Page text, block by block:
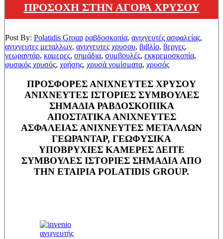
ΠΡΟΣΟΧΗ ΣΤΗΝ ΑΓΟΡΑ ΧΡΥΣΟΥ
Post By: Polatidis Group ραβδοσκοπία, ανιχνευτές ασφαλείας,
ανιχνευτες μεταλλων, ανιχνευτες χρυσου, βιβλίο, βεργες,
γεωραντάρ, καμερες, σημάδια, συμβουλές, εκκρεμοσκοπία,
φυσικός χρυσός, χρήσης, χρυσά νομίσματα, χρυσός
ΠΡΟΣΦΟΡΕΣ ΑΝΙΧΝΕΥΤΕΣ ΧΡΥΣΟΥ
ΑΝΙΧΝΕΥΤΕΣ ΙΣΤΟΡΙΕΣ ΣΥΜΒΟΥΛΕΣ
ΣΗΜΑΔΙΑ ΡΑΒΔΟΣΚΟΠΙΚΑ
ΑΠΟΣΤΑΤΙΚΑ ΑΝΙΧΝΕΥΤΕΣ
ΑΣΦΑΛΕΙΑΣ ΑΝΙΧΝΕΥΤΕΣ ΜΕΤΑΛΛΩΝ
ΓΕΩΡΑΝΤΑΡ, ΓΕΩΦΥΣΙΚΑ
ΥΠΟΒΡΥΧΙΕΣ ΚΑΜΕΡΕΣ ΔΕΙΤΕ
ΣΥΜΒΟΥΛΕΣ ΙΣΤΟΡΙΕΣ ΣΗΜΑΔΙΑ ΑΠΟ
ΤΗΝ ΕΤΑΙΡΙΑ POLATIDIS GROUP.